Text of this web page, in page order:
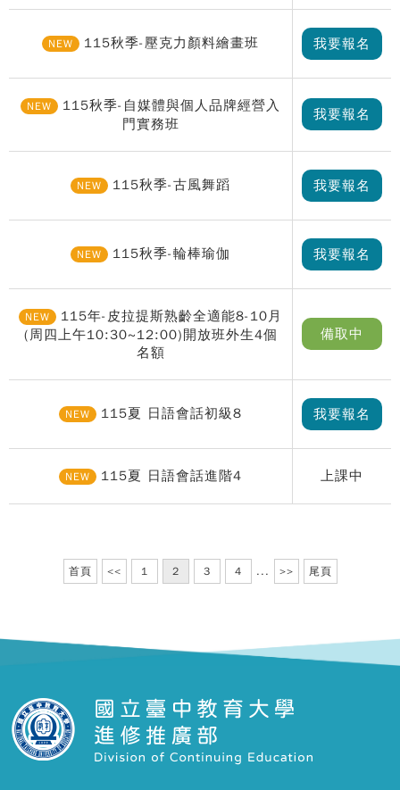
NEW 115秋季-壓克力顏料繪畫班 我要報名
NEW
115秋季-自媒體與個人品牌經營入
門實務班
我要報名
NEW 115秋季-古風舞蹈 我要報名
NEW 115秋季-輪棒瑜伽 我要報名
NEW
115年-皮拉提斯熟齡全適能8-10月
(周四上午10:30~12:00)開放班外生4個
名額
備取中
NEW 115夏 日語會話初級8 我要報名
NEW 115夏 日語會話進階4 上課中
首頁 << 1 2 3 4 ... >> 尾頁